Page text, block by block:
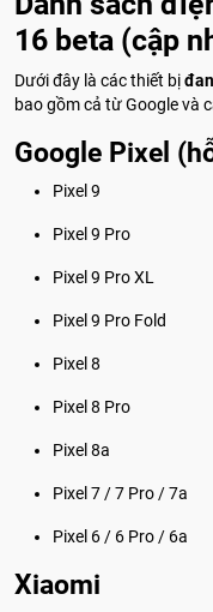
16 beta (cập
Dưới đây là các thiết bị
bao gồm cả từ Google và
Google Pixel
Pixel 9
Pixel 9 Pro
Pixel 9 Pro XL
Pixel 9 Pro Fold
Pixel 8
Pixel 8 Pro
Pixel 8a
Pixel 7 / 7 Pro / 7a
Pixel 6 / 6 Pro / 6a
Xiaomi